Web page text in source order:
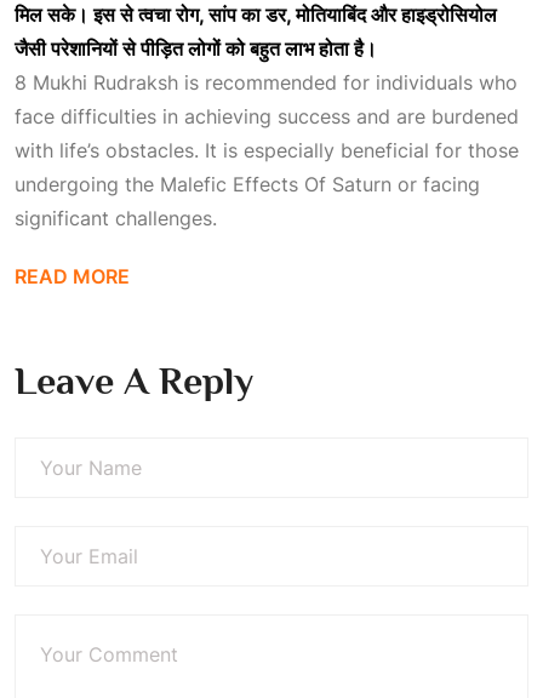
मिलसके।इससेत्वचारोग,सांपकाडर,मोतियाबिंदऔरहाइड्रोसियोल
जैसीपरेशानियोंसेपीड़ितलोगोंकोबहुतलाभहोताहै।
8 Mukhi Rudraksh is recommended for individuals who
face difficulties in achieving success and are burdened
with life’s obstacles. It is especially beneficial for those
undergoing the Malefic Effects Of Saturn or facing
significant challenges.
READ MORE
Leave A Reply